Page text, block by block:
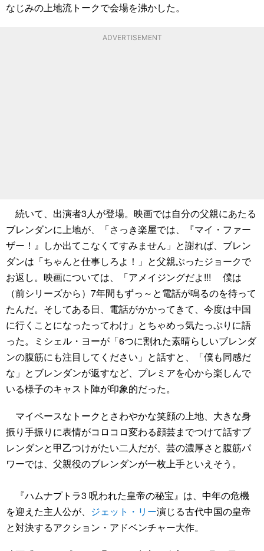
なじみの上地流トークで会場を沸かした。
ADVERTISEMENT
続いて、出演者3人が登場。映画では自分の父親にあたる
ブレンダンに上地が、「さっき楽屋では、『マイ・ファー
ザー！』しか出てこなくてすみません」と謝れば、ブレン
ダンは「ちゃんと仕事しろよ！」と父親ぶったジョークで
お返し。映画については、「アメイジングだよ!!! 僕は
（前シリーズから）7年間もずっ～と電話が鳴るのを待って
たんだ。そしてある日、電話がかかってきて、今度は中国
に行くことになったってわけ」とちゃめっ気たっぷりに語
った。ミシェル・ヨーが「6つに割れた素晴らしいブレンダ
ンの腹筋にも注目してください」と話すと、「僕も同感だ
な」とブレンダンが返すなど、プレミアを心から楽しんで
いる様子のキャスト陣が印象的だった。
マイペースなトークとさわやかな笑顔の上地、大きな身
振り手振りに表情がコロコロ変わる顔芸までつけて話すブ
レンダンと甲乙つけがたい二人だが、芸の濃厚さと腹筋パ
ワーでは、父親役のブレンダンが一枚上手といえそう。
『ハムナプトラ3 呪われた皇帝の秘宝』は、中年の危機
を迎えた主人公が、 ジェット・リー演じる古代中国の皇帝
と対決するアクション・アドベンチャー大作。